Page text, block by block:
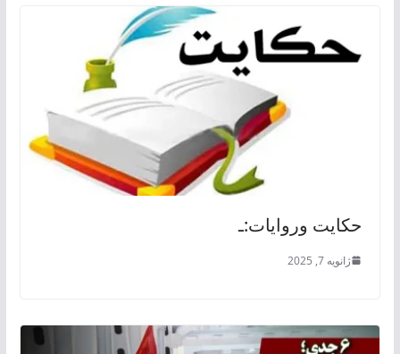
حکایت وروایات:ـ
ژانویه 7, 2025